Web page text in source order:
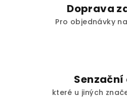
Doprava
Pro objednávky
Senzační
které u jiných